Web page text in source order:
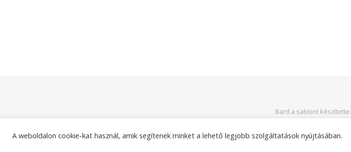
Bard a sablont készítette:
A weboldalon cookie-kat használ, amik segítenek minket a lehető legjobb szolgáltatások nyújtásában.